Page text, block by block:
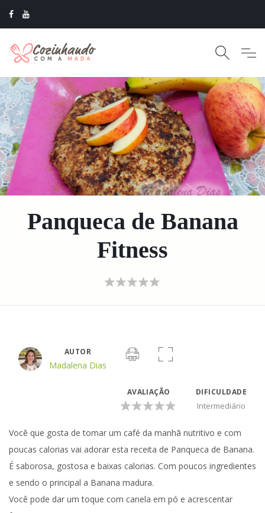
Panqueca de Banana
Fitness
AUTOR
Madalena Dias
AVALIAÇÃO DIFICULDADE
Intermediário
Você que gosta de tomar um café da manhã nutritivo e com
poucas calorias vai adorar esta receita de Panqueca de Banana.
É saborosa, gostosa e baixas calorias. Com poucos ingredientes
e sendo o principal a Banana madura.
Você pode dar um toque com canela em pó e acrescentar